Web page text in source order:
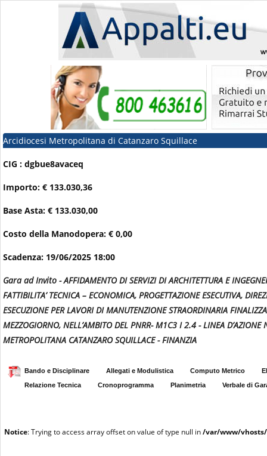
Arcidiocesi Metropolitana di Catanzaro Squillace
CIG : dgbue8avaceq
Importo: € 133.030,36
Base Asta: € 133.030,00
Costo della Manodopera: € 0,00
Scadenza: 19/06/2025 18:00
Gara ad Invito - AFFIDAMENTO DI SERVIZI DI ARCHITETTURA E
FATTIBILITA’ TECNICA – ECONOMICA, PROGETTAZIONE ESECUTIVA,
ESECUZIONE PER LAVORI DI MANUTENZIONE STRAORDINARIA
MEZZOGIORNO, NELL’AMBITO DEL PNRR- M1C3 I 2.4 - LINEA
METROPOLITANA CATANZARO SQUILLACE - FINANZIA
Bando e Disciplinare Allegati e Modulistica Computo Metrico
Relazione Tecnica
Cronoprogramma Planimetria Verbale di
Notice: Trying to access array offset on value of type null in/var/www/